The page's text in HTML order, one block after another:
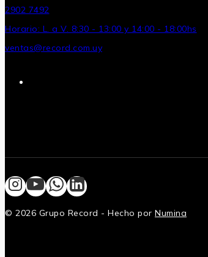
2902 7492
Horario: L. a V. 8:30 - 13:00 y 14:00 - 18:00hs
ventas@record.com.uy
© 2026 Grupo Record - Hecho por Numina